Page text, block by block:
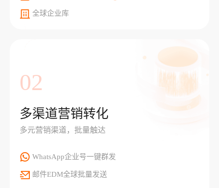
全球企业库
02
多渠道营销转化
多元营销渠道，批量触达
WhatsApp企业号一键群发
邮件EDM全球批量发送